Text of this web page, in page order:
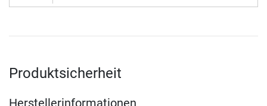
Produktsicherheit
Herstellerinformationen